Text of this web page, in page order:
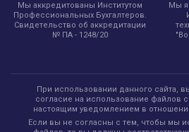
Мы аккредитованы Институтом
Профессиональных Бухгалтеров.
Свидетельство об аккредитации
№ ПА - 1248/20
Мы
При использовании данного сайта,
согласие на использование файлов
настоящим уведомлением в
Если вы не согласны с тем, чтобы мы